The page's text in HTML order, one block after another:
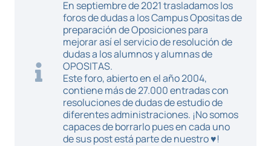
En septiembre de 2021 trasladamos los
foros de dudas a los Campus Opositas de
preparación de Oposiciones para
mejorar así el servicio de resolución de
dudas a los alumnos y alumnas de
OPOSITAS.
Este foro, abierto en el año 2004,
contiene más de 27.000 entradas con
resoluciones de dudas de estudio de
diferentes administraciones. ¡No somos
capaces de borrarlo pues en cada uno
de sus post está parte de nuestro ♥!